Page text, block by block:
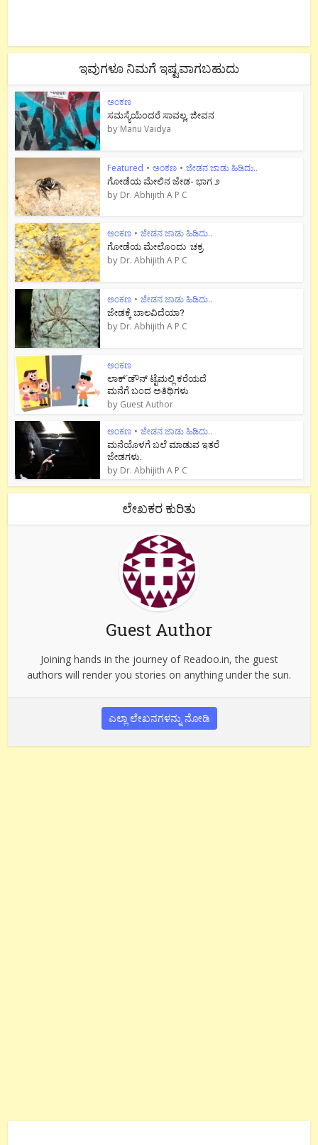
ಇವುಗಳೂ ನಿಮಗೆ ಇಷ್ಟವಾಗಬಹುದು
ಅಂಕಣ
ಸಮಸ್ಯೆಯೆಂದರೆ ಸಾವಲ್ಲ, ಜೀವನ
by Manu Vaidya
Featured • ಅಂಕಣ • ಜೇಡನ ಜಾಡು ಹಿಡಿದು..
ಗೋಡೆಯ ಮೇಲಿನ ಜೇಡ- ಭಾಗ ೨
by Dr. Abhijith A P C
ಅಂಕಣ • ಜೇಡನ ಜಾಡು ಹಿಡಿದು..
ಗೋಡೆಯ ಮೇಲೊಂದು ಚಕ್ರ
by Dr. Abhijith A P C
ಅಂಕಣ • ಜೇಡನ ಜಾಡು ಹಿಡಿದು..
ಜೇಡಕ್ಕೆ ಬಾಲವಿದೆಯಾ?
by Dr. Abhijith A P C
ಅಂಕಣ
ಲಾಕ್`ಡೌನ್ ಟೈಮಲ್ಲಿ ಕರೆಯದೆ
ಮನೆಗೆ ಬಂದ ಅತಿಥಿಗಳು
by Guest Author
ಅಂಕಣ • ಜೇಡನ ಜಾಡು ಹಿಡಿದು..
ಮನೆಯೊಳಗೆ ಬಲೆ ಮಾಡುವ ಇತರೆ
ಜೇಡಗಳು.
by Dr. Abhijith A P C
ಲೇಖಕರ ಕುರಿತು
Guest Author
Joining hands in the journey of Readoo.in, the guest
authors will render you stories on anything under the sun.
ಎಲ್ಲಾ ಲೇಖನಗಳನ್ನು ನೋಡಿ